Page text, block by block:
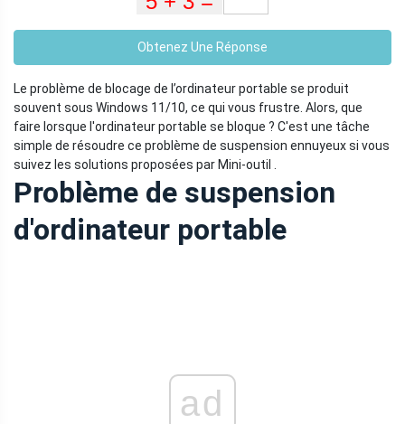
Obtenez Une Réponse
Le problème de blocage de l’ordinateur portable se produit
souvent sous Windows 11/10, ce qui vous frustre. Alors, que
faire lorsque l'ordinateur portable se bloque ? C'est une tâche
simple de résoudre ce problème de suspension ennuyeux si vous
suivez les solutions proposées par Mini-outil .
Problème de suspension
d'ordinateur portable
ad